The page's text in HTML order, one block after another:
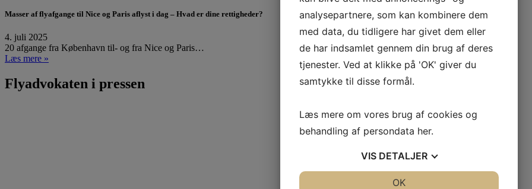
Masser af flyafgange til Nice og Paris aflyst i dag – Hvad er dine rettigheder?
4. juli 2025
20 afgange fra København til- og fra Nice og Paris…
Læs mere »
Flyadvokaten i pressen
analysepartnere, som kan kombinere dem
med data, du tidligere har givet dem eller
de har indsamlet gennem din brug af deres
tjenester. Ved at klikke på 'OK' giver du
samtykke til disse formål.
Læs mere om vores brug af cookies og
behandling af persondata her.
VIS DETALJER
OK